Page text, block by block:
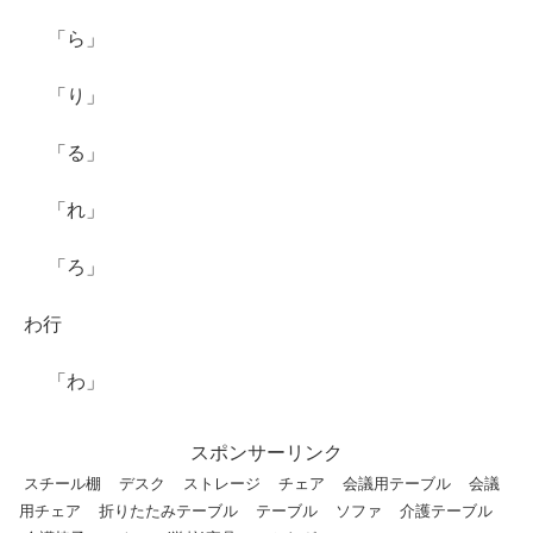
「ら」
「り」
「る」
「れ」
「ろ」
わ行
「わ」
スポンサーリンク
スチール棚 デスク ストレージ チェア 会議用テーブル
会議
用チェア
折りたたみテーブル テーブル ソファ
介護テーブル